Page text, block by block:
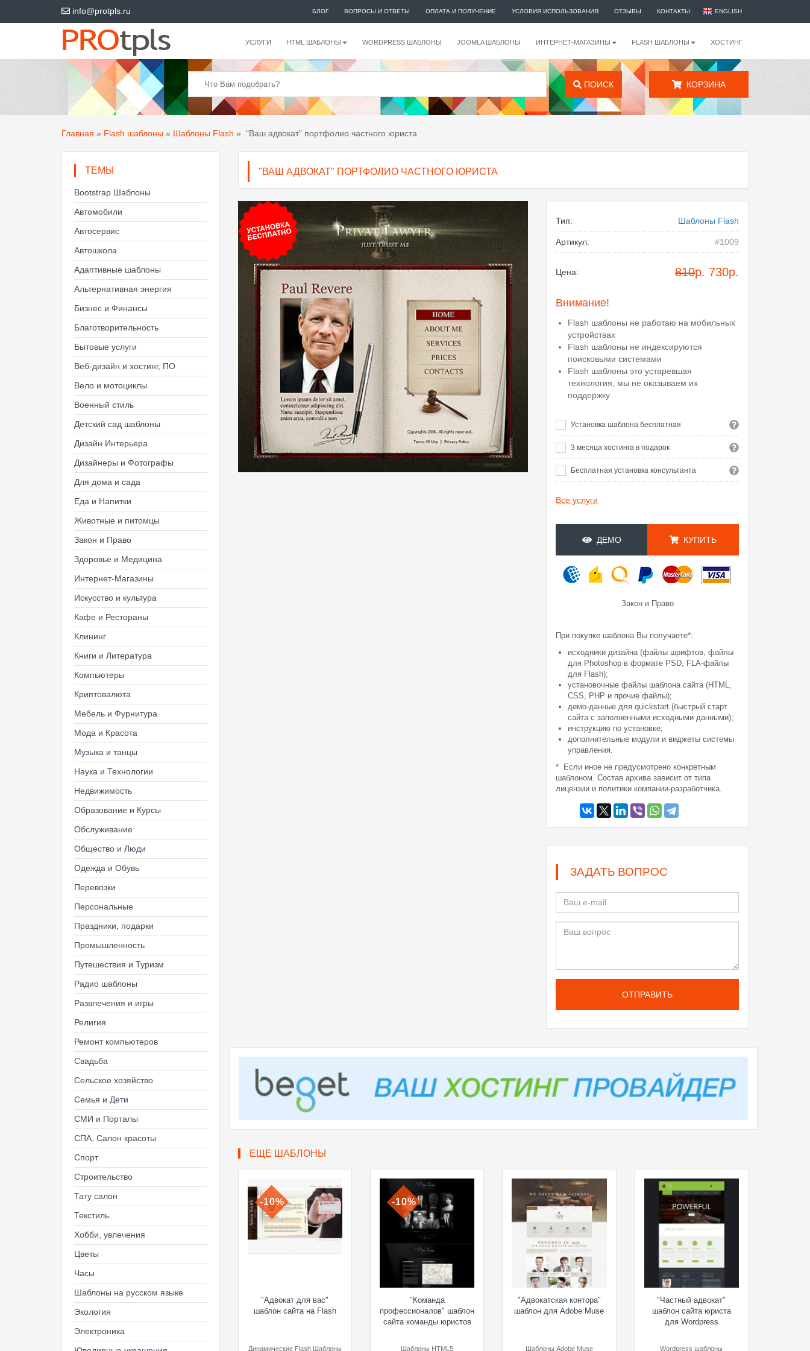
info@protpls.ru БЛОГ ВОПРОСЫ И ОТВЕТЫ ОПЛАТА И ПОЛУЧЕНИЕ УСЛОВИЯ ИСПОЛЬЗОВАНИЯ ОТЗЫВЫ КОНТАКТЫ ENGLISH
УСЛУГИ HTML ШАБЛОНЫ WORDPRESS ШАБЛОНЫ JOOMLA ШАБЛОНЫ ИНТЕРНЕТ-МАГАЗИНЫ FLASH ШАБЛОНЫ ХОСТИНГ
ПОИСК КОРЗИНА
Главная » Flash шаблоны » Шаблоны Flash » "Ваш адвокат" портфолио частного юриста
ТЕМЫ
Bootstrap Шаблоны
Автомобили
Автосервис
Автошкола
Адаптивные шаблоны
Альтернативная энергия
Бизнес и Финансы
Благотворительность
Бытовые услуги
Веб-дизайн и хостинг, ПО
Вело и мотоциклы
Военный стиль
Детский сад шаблоны
Дизайн Интерьера
Дизайнеры и Фотографы
Для дома и сада
Еда и Напитки
Животные и питомцы
Закон и Право
Здоровье и Медицина
Интернет-Магазины
Искусство и культура
Кафе и Рестораны
Клининг
Книги и Литература
Компьютеры
Криптовалюта
Мебель и Фурнитура
Мода и Красота
Музыка и танцы
Наука и Технологии
Недвижимость
Образование и Курсы
Обслуживание
Общество и Люди
Одежда и Обувь
Перевозки
Персональные
Праздники, подарки
Промышленность
Путешествия и Туризм
Радио шаблоны
Развлечения и игры
Религия
Ремонт компьютеров
Свадьба
Сельское хозяйство
Семья и Дети
СМИ и Порталы
СПА, Салон красоты
Спорт
Строительство
Тату салон
Текстиль
Хобби, увлечения
Цветы
Часы
Шаблоны на русском языке
Экология
Электроника
"ВАШ АДВОКАТ" ПОРТФОЛИО ЧАСТНОГО ЮРИСТА
Тип: Шаблоны Flash
Артикул: #1009
Цена: 810р. 730р.
Внимание!
Flash шаблоны не работаю на мобильных
устройствах
Flash шаблоны не индексируются
поисковыми системами
Flash шаблоны это устаревшая
технология, мы не оказываем их
поддержку
Установка шаблона бесплатная
3 месяца хостинга в подарок
Бесплатная установка консультанта
Все услуги
ДЕМО КУПИТЬ
Закон и Право
При покупке шаблона Вы получаете*:
исходники дизайна (файлы шрифтов, файлы
для Photoshop в формате PSD, FLA-файлы
для Flash);
установочные файлы шаблона сайта (HTML,
CSS, PHP и прочие файлы);
демо-данные для quickstart (быстрый старт
сайта с заполненными исходными данными);
инструкцию по установке;
дополнительные модули и виджеты системы
управления.
* Если иное не предусмотрено конкретным
шаблоном. Состав архива зависит от типа
лицензии и политики компании-разработчика.
ЗАДАТЬ ВОПРОС
ОТПРАВИТЬ
ЕЩЕ ШАБЛОНЫ
-10%
"Адвокат для вас"
шаблон сайта на Flash
Динамические Flash Шаблоны
-10%
"Команда
профессионалов" шаблон
сайта команды юристов
Шаблоны HTML5
"Адвокатская контора"
шаблон для Adobe Muse
Шаблоны Adobe Muse
"Частный адвокат"
шаблон сайта юриста
для Wordpress
Wordpress шаблоны